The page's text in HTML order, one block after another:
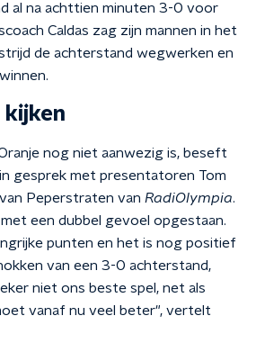
al na achttien minuten 3-0 voor
Caldas zag zijn mannen in het
de achterstand wegwerken en
kijken
nog niet aanwezig is, beseft
gesprek met presentatoren Tom
Peperstraten van RadiOlympia.
een dubbel gevoel opgestaan.
punten en het is nog positief
van een 3-0 achterstand,
niet ons beste spel, net als
vanaf nu veel beter", vertelt